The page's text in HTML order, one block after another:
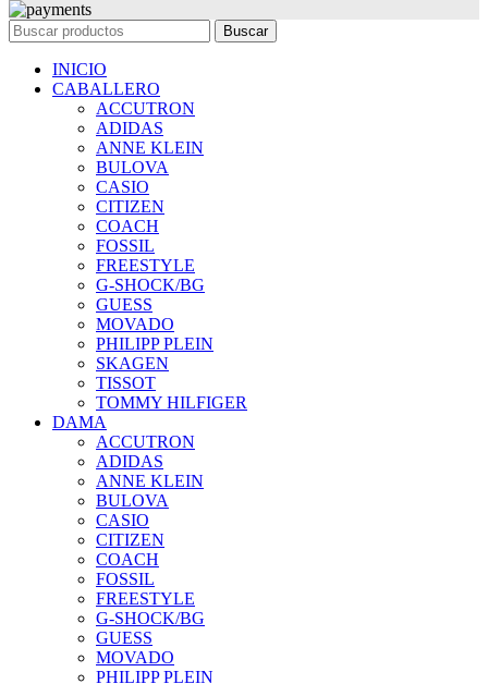
Buscar
INICIO
CABALLERO
ACCUTRON
ADIDAS
ANNE KLEIN
BULOVA
CASIO
CITIZEN
COACH
FOSSIL
FREESTYLE
G-SHOCK/BG
GUESS
MOVADO
PHILIPP PLEIN
SKAGEN
TISSOT
TOMMY HILFIGER
DAMA
ACCUTRON
ADIDAS
ANNE KLEIN
BULOVA
CASIO
CITIZEN
COACH
FOSSIL
FREESTYLE
G-SHOCK/BG
GUESS
MOVADO
PHILIPP PLEIN